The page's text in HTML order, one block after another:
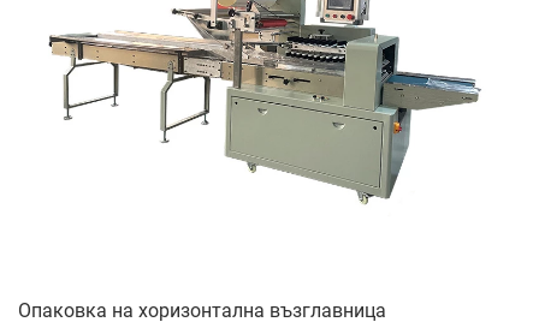
Опаковка на хоризонтална възглавница